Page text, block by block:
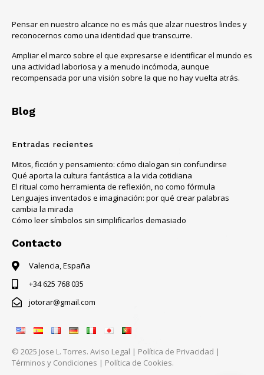
Pensar en nuestro alcance no es más que alzar nuestros lindes y
reconocernos como una identidad que transcurre.
Ampliar el marco sobre el que expresarse e identificar el mundo es
una actividad laboriosa y a menudo incómoda, aunque
recompensada por una visión sobre la que no hay vuelta atrás.
Blog
Entradas recientes
Mitos, ficción y pensamiento: cómo dialogan sin confundirse
Qué aporta la cultura fantástica a la vida cotidiana
El ritual como herramienta de reflexión, no como fórmula
Lenguajes inventados e imaginación: por qué crear palabras
cambia la mirada
Cómo leer símbolos sin simplificarlos demasiado
Contacto
Valencia, España
+34 625 768 035
jotorar@gmail.com
© 2025 Jose L. Torres. Aviso Legal | Política de Privacidad |
Términos y Condiciones | Política de Cookies.